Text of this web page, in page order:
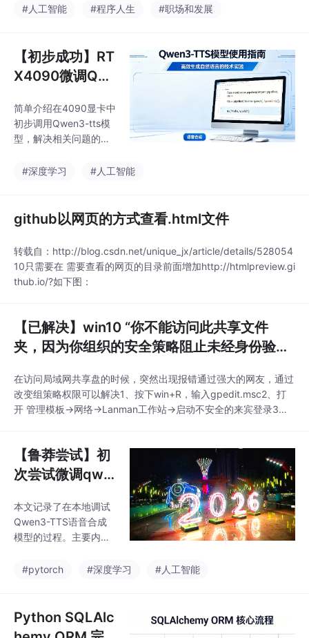
发者。文章列举了16项
坐、饮食不规律等）作
为产品研发方向，旨在
通过技术手段提供个性
邀请读者共同参与产品
设计，针对具体痛点提
出需求，未来将建立专
解决方案，目标是打造
#人工智能 #程序人生 #职场和发展
【初步成功】RT
X4090微调Qw
相关问题
简单介绍在4090显卡中
初步调用Qwen3-tts模
型，解决相关问题的经
#深度学习
#人工智能
github以网页的方式查看.html文件
转载自：http://blog.csdn.net/unique_jx/article/details/528054
10只需要在 需要查看的网页的目录前面增加http://htmlpreview.gi
thub.io/?如下图：
【已解决】win10 “你不能访问此共享文件
夹，因为你组织的安全策略阻止未经身份验证
在访问局域网共享盘的时候，突然出现报错通过强大的网友，通过
改变组策略权限可以解决1、按下win+R，输入gpedit.msc2、打
开 管理模板->网络->Lanman工作站->启动不安全的来宾登录3、
【鲁莽尝试】初
次尝试微调qwe
本文记录了在本地调试
Qwen3-TTS语音合成
模型的过程。主要内容
拟环境并安装PyTorch
Scope下载Qwen3-TT
S模型；3) 准备训练数
#pytorch #深度学习 #人工智能
Python SQLAlc